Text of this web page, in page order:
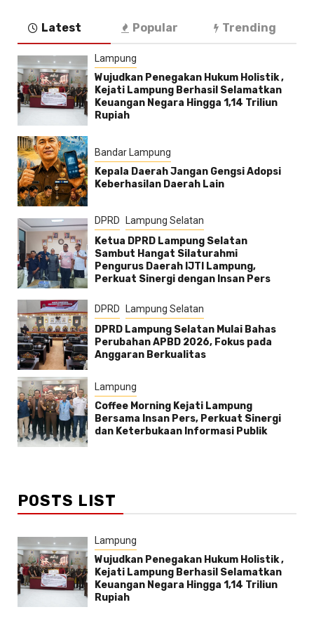
Latest Popular Trending
Lampung
Wujudkan Penegakan Hukum Holistik ,
Kejati Lampung Berhasil Selamatkan
Keuangan Negara Hingga 1,14 Triliun
Rupiah
Bandar Lampung
Kepala Daerah Jangan Gengsi Adopsi
Keberhasilan Daerah Lain
DPRD Lampung Selatan
Ketua DPRD Lampung Selatan
Sambut Hangat Silaturahmi
Pengurus Daerah IJTI Lampung,
Perkuat Sinergi dengan Insan Pers
DPRD Lampung Selatan
DPRD Lampung Selatan Mulai Bahas
Perubahan APBD 2026, Fokus pada
Anggaran Berkualitas
Lampung
Coffee Morning Kejati Lampung
Bersama Insan Pers, Perkuat Sinergi
dan Keterbukaan Informasi Publik
POSTS LIST
Lampung
Wujudkan Penegakan Hukum Holistik ,
Kejati Lampung Berhasil Selamatkan
Keuangan Negara Hingga 1,14 Triliun
Rupiah